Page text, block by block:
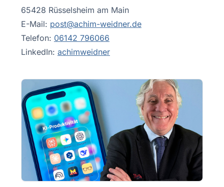
65428 Rüsselsheim am Main
E-Mail: post@achim-weidner.de
Telefon: 06142 796066
LinkedIn: achimweidner